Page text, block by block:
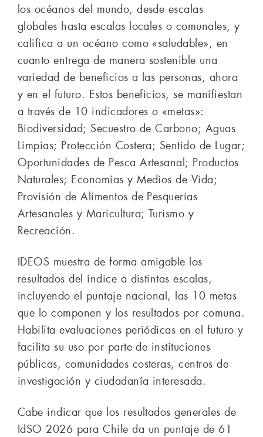
los océanos del mundo, desde escalas
globales hasta escalas locales o comunales, y
califica a un océano como «saludable», en
cuanto entrega de manera sostenible una
variedad de beneficios a las personas, ahora
y en el futuro. Estos beneficios, se manifiestan
a través de 10 indicadores o «metas»:
Biodiversidad; Secuestro de Carbono; Aguas
Limpias; Protección Costera; Sentido de Lugar;
Oportunidades de Pesca Artesanal; Productos
Naturales; Economías y Medios de Vida;
Provisión de Alimentos de Pesquerías
Artesanales y Maricultura; Turismo y
Recreación.
IDEOS muestra de forma amigable los
resultados del índice a distintas escalas,
incluyendo el puntaje nacional, las 10 metas
que lo componen y los resultados por comuna.
Habilita evaluaciones periódicas en el futuro y
facilita su uso por parte de instituciones
públicas, comunidades costeras, centros de
investigación y ciudadanía interesada.
Cabe indicar que los resultados generales de
IdSO 2026 para Chile da un puntaje de 61